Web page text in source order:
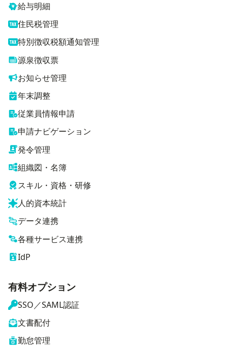
給与明細
住民税管理
特別徴収税額通知管理
源泉徴収票
お知らせ管理
年末調整
従業員情報申請
申請ナビゲーション
発令管理
組織図・名簿
スキル・資格・研修
人的資本統計
データ連携
各種サービス連携
IdP
有料オプション
SSO／SAML認証
文書配付
勤怠管理